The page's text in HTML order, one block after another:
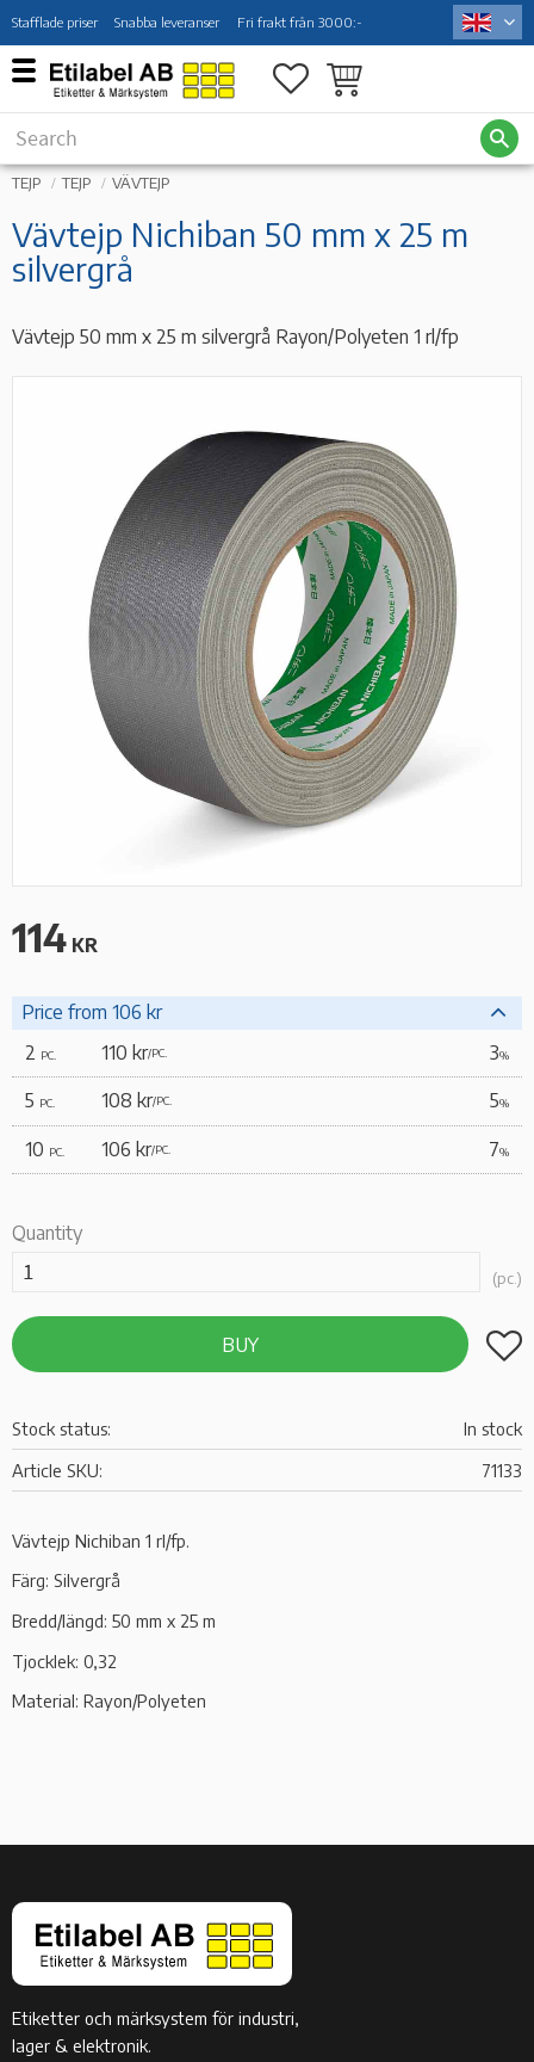
Menu
Stafflade priser Snabba leveranser Fri frakt från 3000:-
Favorites
Basket
TEJP TEJP VÄVTEJP
Vävtejp Nichiban 50 mm x 25 m
silvergrå
Vävtejp 50 mm x 25 m silvergrå Rayon/Polyeten 1 rl/fp
114 KR
Price from 106 kr
2 PC. 110 kr/PC. 3%
5 PC. 108 kr/PC. 5%
10 PC. 106 kr/PC. 7%
Quantity
pc.
BUY Add
Stock status
In stock
Article SKU
71133
Vävtejp Nichiban 1 rl/fp.
Färg: Silvergrå
Bredd/längd: 50 mm x 25 m
Tjocklek: 0,32
Material: Rayon/Polyeten
Etiketter och märksystem för industri,
lager & elektronik.